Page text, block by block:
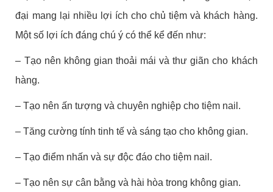
đại mang lại nhiều lợi ích cho chủ tiệm và khách hàng.
Một số lợi ích đáng chú ý có thể kể đến như:
– Tạo nên không gian thoải mái và thư giãn cho khách
hàng.
– Tạo nên ấn tượng và chuyên nghiệp cho tiệm nail.
– Tăng cường tính tinh tế và sáng tạo cho không gian.
– Tạo điểm nhấn và sự độc đáo cho tiệm nail.
– Tạo nên sự cân bằng và hài hòa trong không gian.